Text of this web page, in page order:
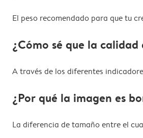
El peso recomendado para que tu
¿Cómo sé que la
A través de los diferentes
¿Por qué la imagen es
La diferencia de tamaño entre el